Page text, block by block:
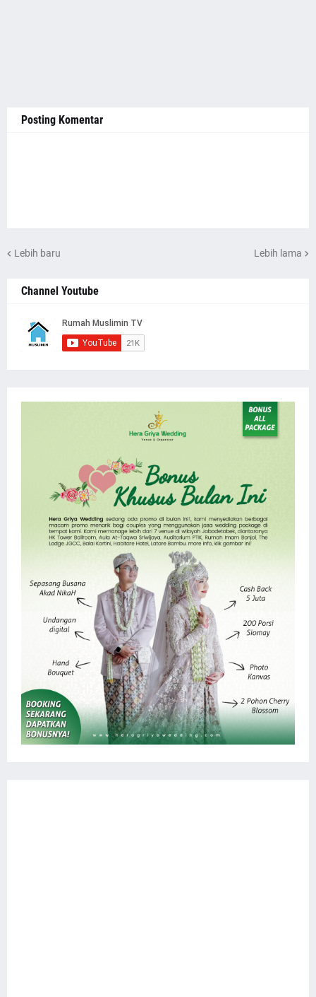
Posting Komentar
Lebih baru Lebih lama
Channel Youtube